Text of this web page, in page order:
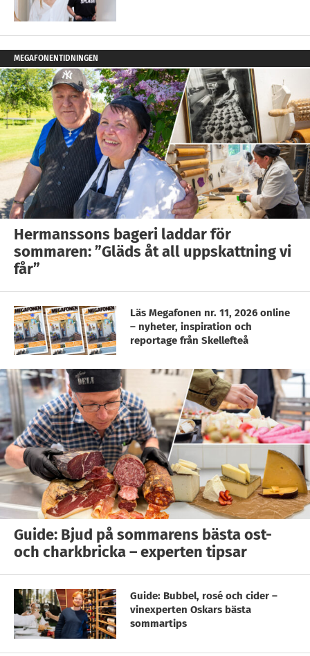
MEGAFONENTIDNINGEN
Hermanssons bageri laddar för
sommaren: ”Gläds åt all uppskattning vi
får”
Läs Megafonen nr. 11, 2026 online
– nyheter, inspiration och
reportage från Skellefteå
Guide: Bjud på sommarens bästa ost-
och charkbricka – experten tipsar
Guide: Bubbel, rosé och cider –
vinexperten Oskars bästa
sommartips